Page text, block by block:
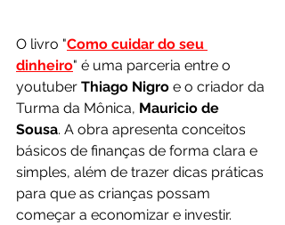
O livro "Como cuidar do seu
dinheiro" é uma parceria entre o
youtuber Thiago Nigro e o criador da
Turma da Mônica, Mauricio de
Sousa. A obra apresenta conceitos
básicos de finanças de forma clara e
simples, além de trazer dicas práticas
para que as crianças possam
começar a economizar e investir.